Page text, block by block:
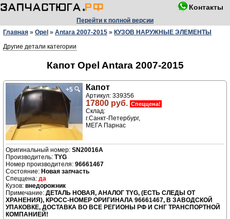
Контакты
Перейти к полной версии
Главная » Opel » Antara 2007-2015 » КУЗОВ НАРУЖНЫЕ ЭЛЕМЕНТЫ
Другие детали категории
Капот Opel Antara 2007-2015
+5 🔍 Капот
Артикул: 339356
17800 руб. Спеццена!
Склад:
г.Санкт-Петербург,
МЕГА Парнас
SN20016A
Производитель: TYG
Номер производителя: 96661467
Новая запчасть
да
внедорожник
ДЕТАЛЬ НОВАЯ, АНАЛОГ TYG, (ЕСТЬ СЛЕДЫ ОТ
ХРАНЕНИЯ), КРОСС-НОМЕР ОРИГИНАЛА 96661467, В ЗАВОДСКОЙ
УПАКОВКЕ, ДОСТАВКА ВО ВСЕ РЕГИОНЫ РФ И СНГ ТРАНСПОРТНОЙ
КОМПАНИЕЙ!